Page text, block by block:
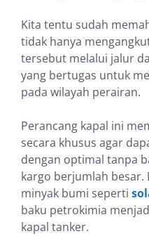
Kita tentu sudah
tidak hanya
tersebut melalui jalur
yang bertugas untuk
pada wilayah perairan.
Perancang kapal ini
secara khusus agar
dengan optimal tanpa
kargo berjumlah
minyak bumi seperti
baku petrokimia
kapal tanker.